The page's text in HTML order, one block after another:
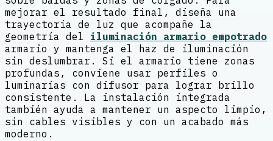
mejorar el resultado final, diseña una
trayectoria de luz que acompañe la
geometría del iluminación armario empotrado
armario y mantenga el haz de iluminación
sin deslumbrar. Si el armario tiene zonas
profundas, conviene usar perfiles o
luminarias con difusor para lograr brillo
consistente. La instalación integrada
también ayuda a mantener un aspecto limpio,
sin cables visibles y con un acabado más
moderno.